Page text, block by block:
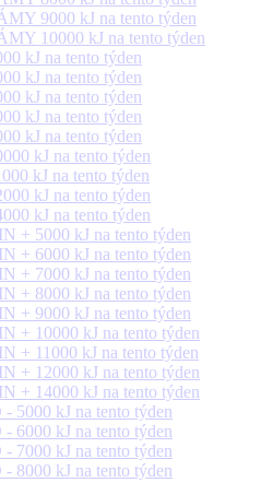
9000 kJ na tento týden
10000 kJ na tento týden
kJ na tento týden
kJ na tento týden
kJ na tento týden
kJ na tento týden
kJ na tento týden
kJ na tento týden
kJ na tento týden
kJ na tento týden
kJ na tento týden
+ 5000 kJ na tento týden
+ 6000 kJ na tento týden
+ 7000 kJ na tento týden
+ 8000 kJ na tento týden
+ 9000 kJ na tento týden
+ 10000 kJ na tento týden
+ 11000 kJ na tento týden
+ 12000 kJ na tento týden
+ 14000 kJ na tento týden
5000 kJ na tento týden
6000 kJ na tento týden
7000 kJ na tento týden
8000 kJ na tento týden